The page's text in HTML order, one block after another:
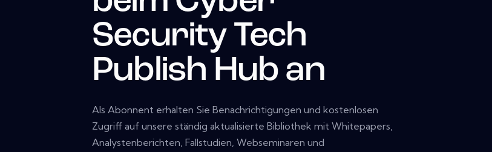
Security Tech
Publish Hub an
Als Abonnent erhalten Sie Benachrichtigungen und kostenlosen
Zugriff auf unsere ständig aktualisierte Bibliothek mit Whitepapers,
Analystenberichten, Fallstudien, Webseminaren und